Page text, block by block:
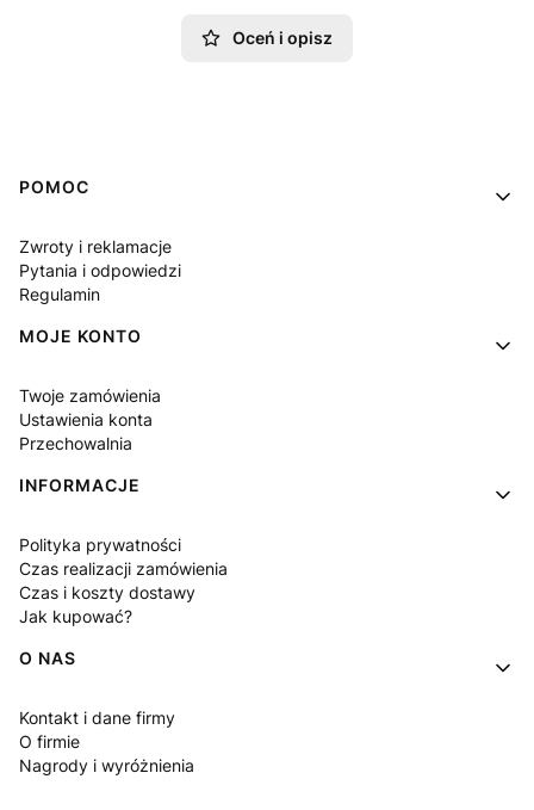
Oceń i opisz
Linki w stopce
POMOC
Zwroty i reklamacje
Pytania i odpowiedzi
Regulamin
MOJE KONTO
Twoje zamówienia
Ustawienia konta
Przechowalnia
INFORMACJE
Polityka prywatności
Czas realizacji zamówienia
Czas i koszty dostawy
Jak kupować?
O NAS
Kontakt i dane firmy
O firmie
Nagrody i wyróżnienia